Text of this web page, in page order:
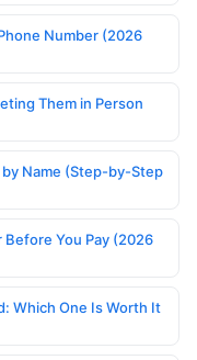
Number (2026
Them in Person
Name (Step-by-Step
You Pay (2026
Which One Is Worth It